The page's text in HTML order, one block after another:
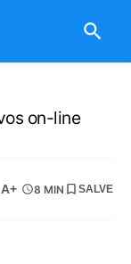
on-line
A+ 8 MIN SALVE